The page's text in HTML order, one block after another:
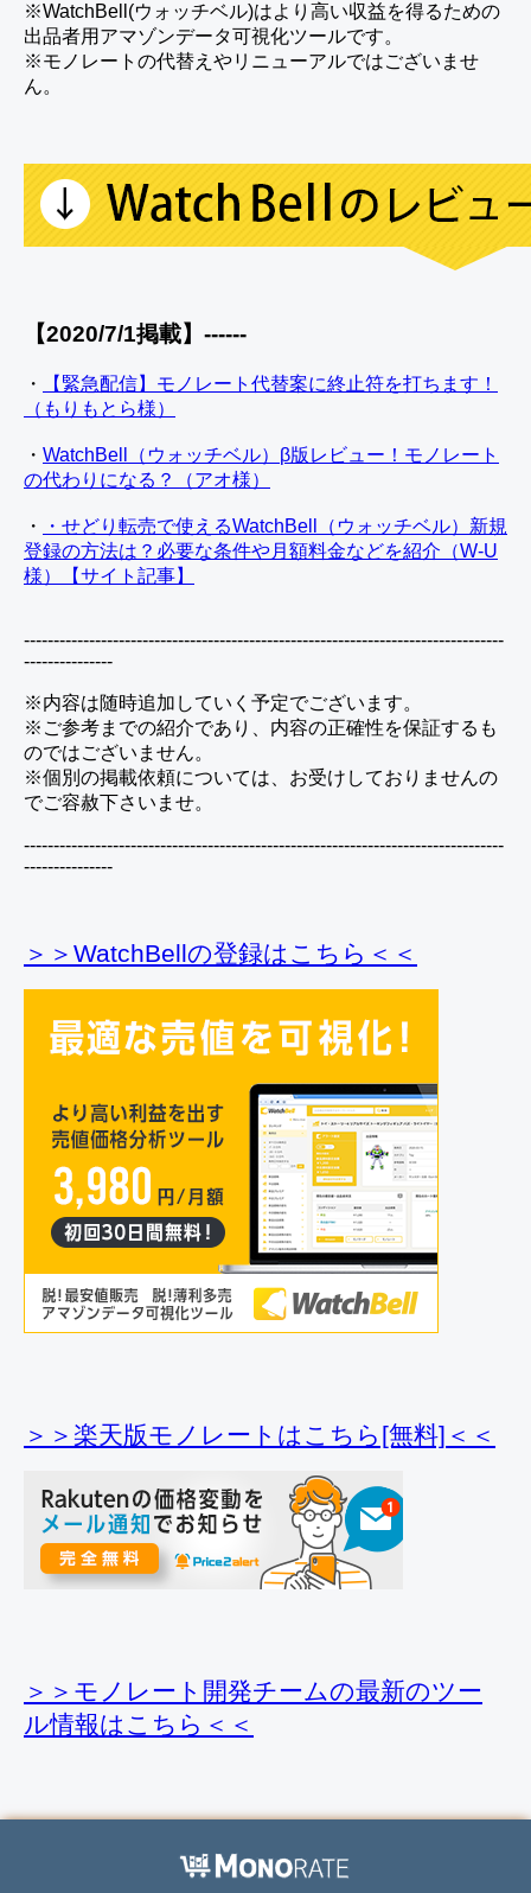
※WatchBell(ウォッチベル)はより高い収益を得るための
出品者用アマゾンデータ可視化ツールです。
※モノレートの代替えやリニューアルではございませ
ん。
【2020/7/1掲載】------
・
【緊急配信】モノレート代替案に終止符を打ちます！
（もりもとら様）
・ WatchBell（ウォッチベル）β版レビュー！モノレート
の代わりになる？（アオ様）
・
・せどり転売で使えるWatchBell（ウォッチベル）新規
登録の方法は？必要な条件や月額料金などを紹介（W-U
様）【サイト記事】
---------------------------------------------------------------------------------
---------------
※内容は随時追加していく予定でございます。
※ご参考までの紹介であり、内容の正確性を保証するも
のではございません。
※個別の掲載依頼については、お受けしておりませんの
でご容赦下さいませ。
---------------------------------------------------------------------------------
---------------
＞＞WatchBellの登録はこちら＜＜
＞＞楽天版モノレートはこちら[無料]＜＜
＞＞モノレート開発チームの最新のツー
ル情報はこちら＜＜